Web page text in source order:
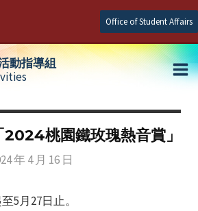
Office of Student Affairs
動指導組
桃園鐵玫瑰熱音賞」
年 4 月 16 日
5月27日止。